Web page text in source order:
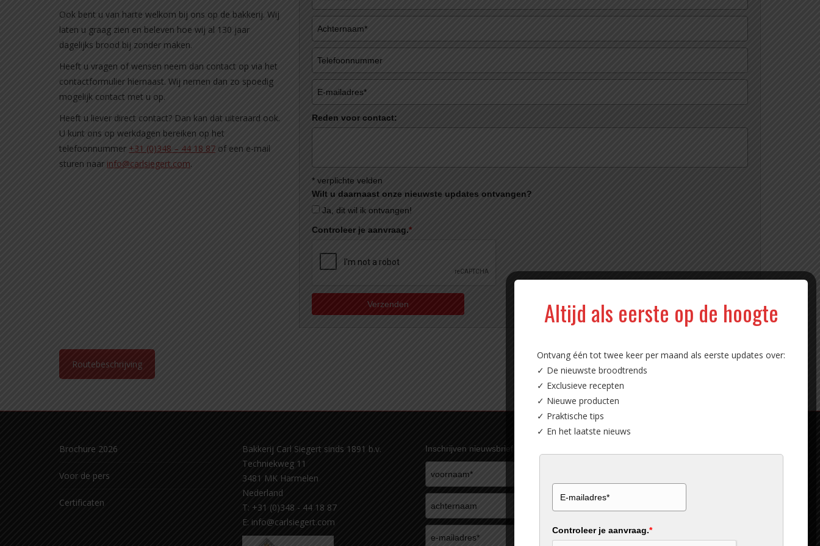
Ook bent u van harte welkom bij ons op de bakkerij. Wij
laten u graag zien en beleven hoe wij al 130 jaar
dagelijks brood bij zonder maken.
Heeft u vragen of wensen neem dan contact op via het
contactformulier hiernaast. Wij nemen dan zo spoedig
mogelijk contact met u op.
Heeft u liever direct contact? Dan kan dat uiteraard ook.
U kunt ons op werkdagen bereiken op het
telefoonnummer +31 (0)348 – 44 18 87 of een e-mail
sturen naar info@carlsiegert.com.
Reden voor contact:
* verplichte velden
Wilt u daarnaast onze nieuwste updates ontvangen?
Ja, dit wil ik ontvangen!
Controleer je aanvraag.*
Verzenden
Routebeschrijving
Brochure 2026
Voor de pers
Certificaten
Bakkerij Carl Siegert sinds 1891 b.v.
Techniekweg 11
3481 MK Harmelen
Nederland
T: +31 (0)348 - 44 18 87
E: info@carlsiegert.com
Inschrijven nieuwsbrief
Altijd als eerste op de hoogte
Ontvang één tot twee keer per maand als eerste updates over:
✓ De nieuwste broodtrends
✓ Exclusieve recepten
✓ Nieuwe producten
✓ Praktische tips
✓ En het laatste nieuws
Controleer je aanvraag.*